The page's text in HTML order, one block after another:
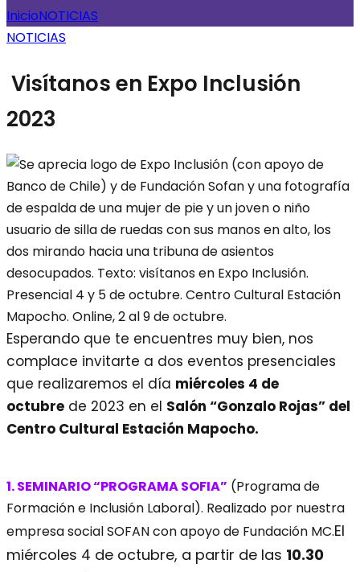
InicioNOTICIAS
NOTICIAS
Visítanos en Expo Inclusión
2023
Esperando que te encuentres muy bien, nos
complace invitarte a dos eventos presenciales
que realizaremos el día miércoles 4 de
octubre de 2023 en el Salón “Gonzalo Rojas” del
Centro Cultural Estación Mapocho.
1. SEMINARIO “PROGRAMA SOFIA” (Programa de
Formación e Inclusión Laboral). Realizado por nuestra
empresa social SOFAN con apoyo de Fundación MC.El
miércoles 4 de octubre, a partir de las 10.30